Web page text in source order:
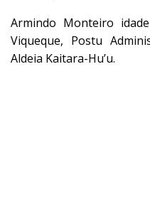
Armindo Monteiro
Viqueque, Postu
Aldeia Kaitara-Hu’u.